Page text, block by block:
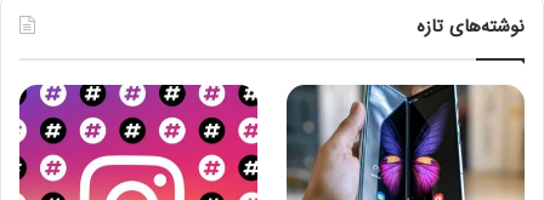
نوشته‌های تازه